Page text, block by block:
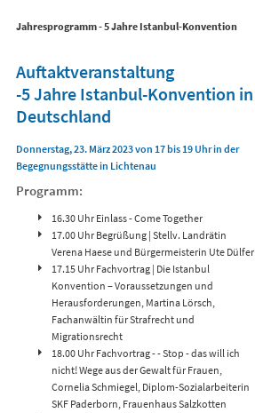
Jahresprogramm - 5 Jahre Istanbul-Konvention
Auftaktveranstaltung
-5 Jahre Istanbul-Konvention in
Deutschland
Donnerstag, 23. März 2023 von 17 bis 19 Uhr in der
Begegnungsstätte in Lichtenau
Programm:
16.30 Uhr Einlass - Come Together
17.00 Uhr Begrüßung | Stellv. Landrätin
Verena Haese und Bürgermeisterin Ute Dülfer
17.15 Uhr Fachvortrag | Die Istanbul
Konvention – Voraussetzungen und
Herausforderungen, Martina Lörsch,
Fachanwältin für Strafrecht und
Migrationsrecht
18.00 Uhr Fachvortrag - - Stop - das will ich
nicht! Wege aus der Gewalt für Frauen,
Cornelia Schmiegel, Diplom-Sozialarbeiterin
SKF Paderborn, Frauenhaus Salzkotten